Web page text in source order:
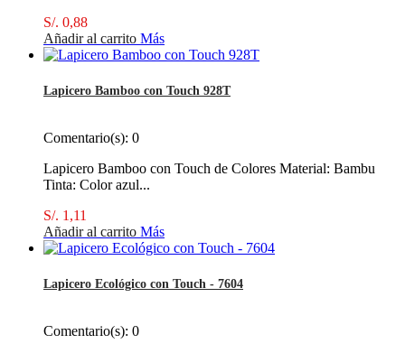
S/. 0,88
Añadir al carrito Más
Lapicero Bamboo con Touch 928T
Comentario(s): 0
Lapicero Bamboo con Touch de Colores Material: Bambu
Tinta: Color azul...
S/. 1,11
Añadir al carrito Más
Lapicero Ecológico con Touch - 7604
Comentario(s): 0